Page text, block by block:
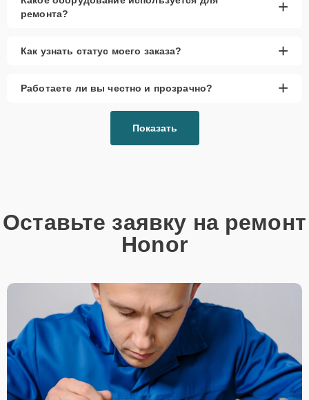
ремонта?
+
Как узнать статус моего заказа? +
Работаете ли вы честно и прозрачно? +
Показать
Оставьте заявку на ремонт
Honor